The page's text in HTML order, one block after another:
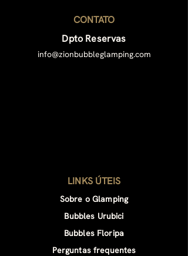
Estamos prontos para ajudá-lo a
planejar um momento
inesquecível!
CONTATO
Dpto Reservas
info@zionbubbleglamping.com
LINKS ÚTEIS
Sobre o Glamping
Bubbles Urubici
Bubbles Floripa
Perguntas frequentes